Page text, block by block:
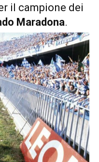
il campione dei
Maradona.